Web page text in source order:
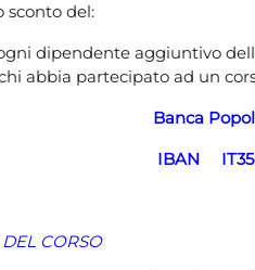
sconto del:
dipendente aggiuntivo
abbia partecipato ad un
Banca
IBAN
CORSO